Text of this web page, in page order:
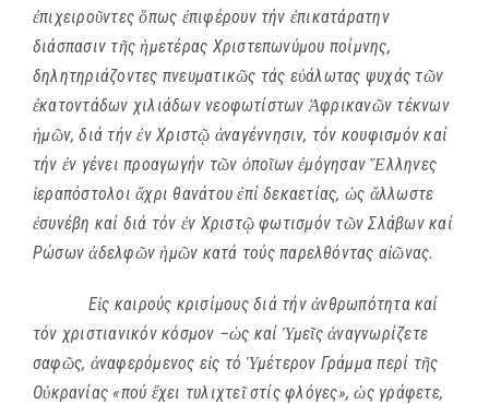
ἐπιχειροῦντεςὅπως ἐπιφέρουν τήν ἐπικατάρατην
διάσπασιν τῆςἡμετέρας Χριστεπωνύμου ποίμνης,
δηλητηριάζοντες πνευματικῶς τάς εὐάλωτας ψυχάς τῶν
ἐκατοντάδων χιλιάδων νεοφωτίστωνἈφρικανῶν τέκνων
ἡμῶν, διά τήνἐν Χριστῷ ἀναγέννησιν, τόν κουφισμόν καί
τήν ἐν γένει προαγωγήν τῶν ὁποῖωνἐμόγησανἝλληνες
ἱεραπόστολοιἄχρι θανάτουἐπί δεκαετίας, ὡς ἄλλωστε
ἐσυνέβη καί διά τόν ἐν Χριστῷ φωτισμόν τῶν Σλάβων καί
Ρώσωνἀδελφῶνἡμῶν κατά τούς παρελθόντας αἰῶνας.
Εἰς καιρούς κρισίμους διά τήνἀνθρωπότητα καί
τόν χριστιανικόν κόσμον –ὡς καί Ὑμεῖςἀναγνωρίζετε
σαφῶς, ἀναφερόμενος εἰς τό Ὑμέτερον Γράμμα περί τῆς
Οὐκρανίας «πού ἔχει τυλιχτεῖστίς φλόγες»,ὡς γράφετε,